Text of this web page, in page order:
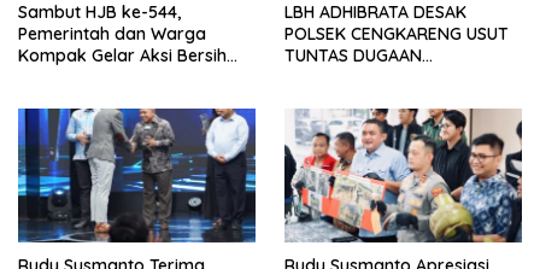
Sambut HJB ke-544,
Pemerintah dan Warga
Kompak Gelar Aksi Bersih
LBH ADHIBRATA DESAK
POLSEK CENGKARENG USUT
TUNTAS DUGAAN